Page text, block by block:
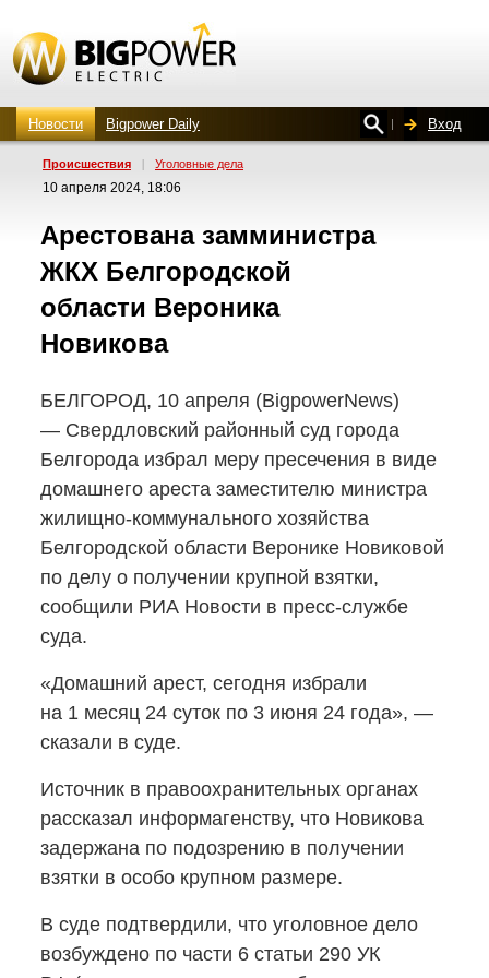
Новости Bigpower Daily Вход
Проиcшествия | Уголовные дела
10 апреля 2024, 18:06
Арестована замминистра
ЖКХ Белгородской
области Вероника
Новикова
БЕЛГОРОД, 10 апреля (BigpowerNews)
— Свердловский районный суд города
Белгорода избрал меру пресечения в виде
домашнего ареста заместителю министра
жилищно-коммунального хозяйства
Белгородской области Веронике Новиковой
по делу о получении крупной взятки,
сообщили РИА Новости в пресс-службе
суда.
«Домашний арест, сегодня избрали
на 1 месяц 24 суток по 3 июня 24 года», —
сказали в суде.
Источник в правоохранительных органах
рассказал информагенству, что Новикова
задержана по подозрению в получении
взятки в особо крупном размере.
В суде подтвердили, что уголовное дело
возбуждено по части 6 статьи 290 УК